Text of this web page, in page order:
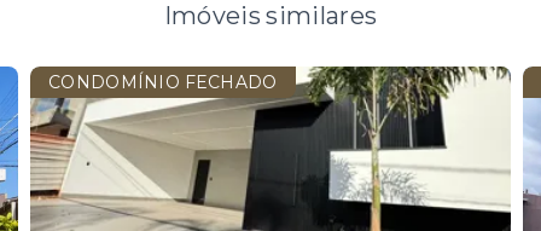
Imóveis similares
CONDOMÍNIO FECHADO